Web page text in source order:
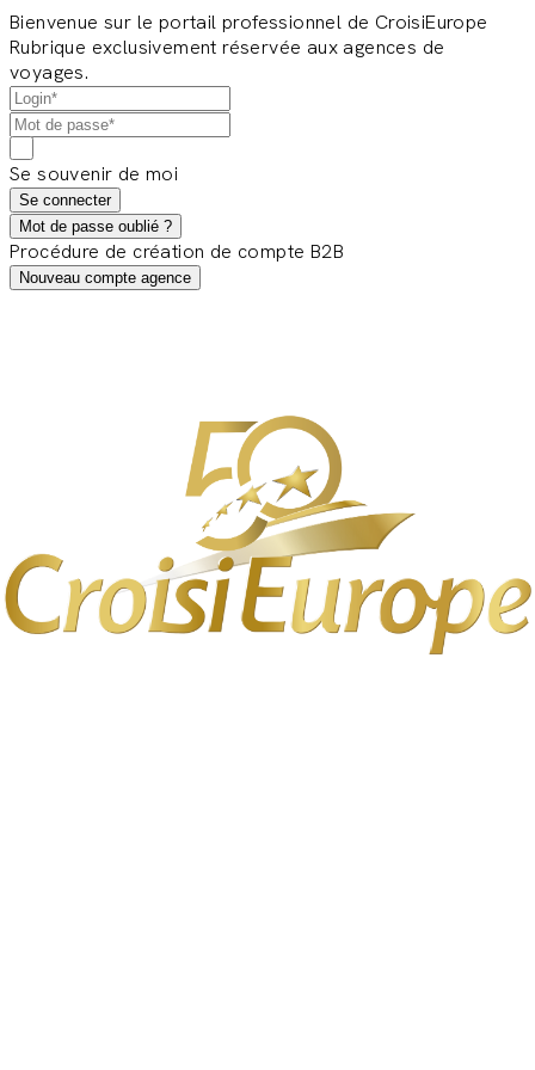
Bienvenue sur le portail professionnel de CroisiEurope
Rubrique exclusivement réservée aux agences de
voyages.
Se souvenir de moi
Se connecter
Mot de passe oublié ?
Procédure de création de compte B2B
Nouveau compte agence